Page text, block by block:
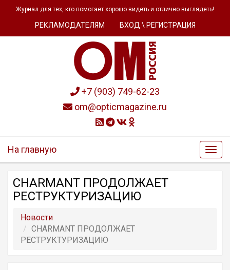
Журнал для тех, кто помогает хорошо видеть и отлично выглядеть!
РЕКЛАМОДАТЕЛЯМ ВХОД \ РЕГИСТРАЦИЯ
+7 (903) 749-62-23
om@opticmagazine.ru
На главную
CHARMANT ПРОДОЛЖАЕТ
РЕСТРУКТУРИЗАЦИЮ
Новости
CHARMANT ПРОДОЛЖАЕТ
РЕСТРУКТУРИЗАЦИЮ